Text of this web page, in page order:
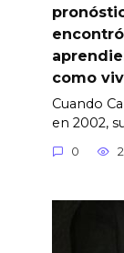
como
Cuando
en 2002,
0